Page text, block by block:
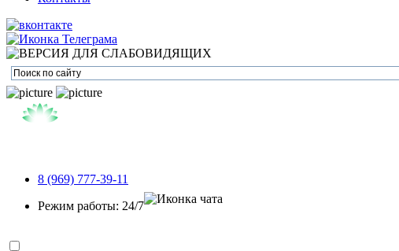
8 (969) 777-39-11
Режим работы: 24/7